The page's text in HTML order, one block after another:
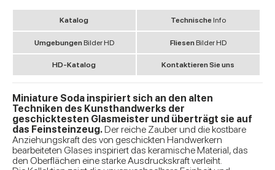
Katalog Technische Info
Umgebungen Bilder HD Fliesen Bilder HD
HD-Katalog Kontaktieren Sie uns
Miniature Soda inspiriert sich an den alten
Techniken des Kunsthandwerks der
geschicktesten Glasmeister und überträgt sie auf
das Feinsteinzeug.Der reiche Zauber und die kostbare
Anziehungskraft des von geschickten Handwerkern
bearbeiteten Glases inspiriert das keramische Material, das
den Oberflächen eine starke Ausdruckskraft verleiht.